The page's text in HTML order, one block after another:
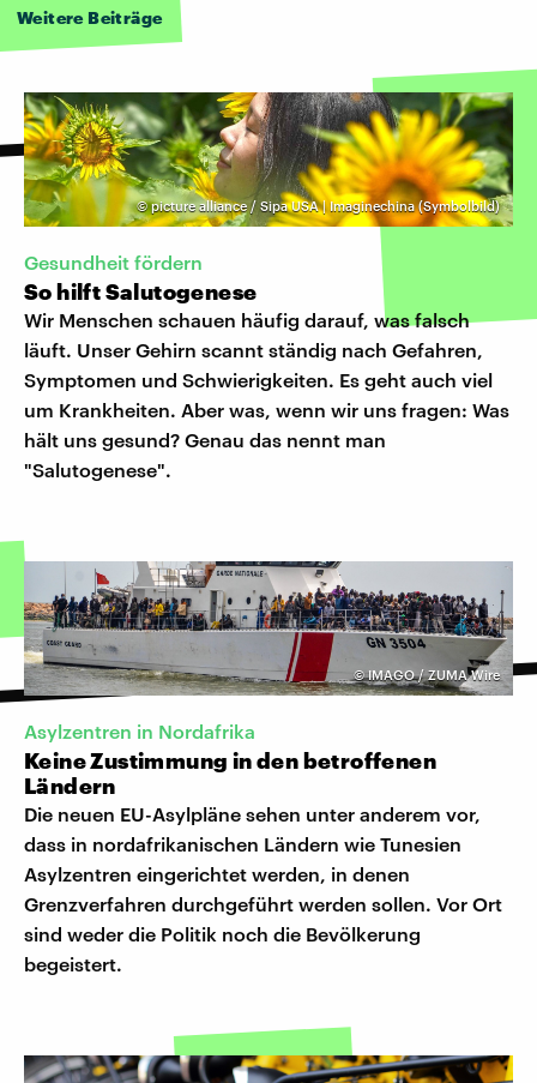
Weitere Beiträge
©picture alliance / Sipa USA | Imaginechina (Symbolbild)
Gesundheit fördern
So hilft Salutogenese
Wir Menschen schauen häufig darauf, was falsch
läuft. Unser Gehirn scannt ständig nach Gefahren,
Symptomen und Schwierigkeiten. Es geht auch viel
um Krankheiten. Aber was, wenn wir uns fragen: Was
hält uns gesund? Genau das nennt man
"Salutogenese".
©IMAGO / ZUMA Wire
Asylzentren in Nordafrika
Keine Zustimmung in den betroffenen
Ländern
Die neuen EU-Asylpläne sehen unter anderem vor,
dass in nordafrikanischen Ländern wie Tunesien
Asylzentren eingerichtet werden, in denen
Grenzverfahren durchgeführt werden sollen. Vor Ort
sind weder die Politik noch die Bevölkerung
begeistert.